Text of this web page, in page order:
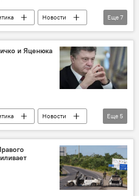
Новости
Киев
учения
Еще 7
и Яценюка
Новости
Петр Порошенко
политическая партия
Еще 5